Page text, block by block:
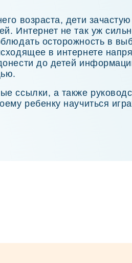
возраста, дети
Интернет не так уж
осторожность в
в интернете
до детей
ссылки, а также
ребенку научиться